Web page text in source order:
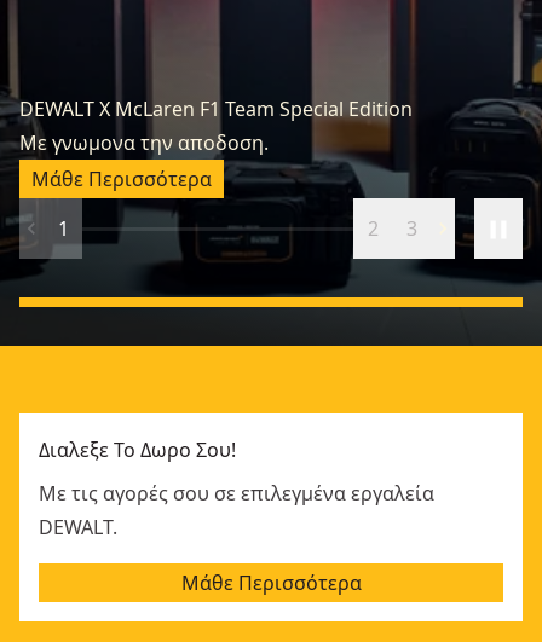
DEWALT X McLaren F1 Team Special Edition
Με γνωμονα την αποδοση.
Μάθε Περισσότερα
1
2 3
Διαλεξε Το Δωρο Σου!
Με τις αγορές σου σε επιλεγμένα εργαλεία
DEWALT.
Μάθε Περισσότερα